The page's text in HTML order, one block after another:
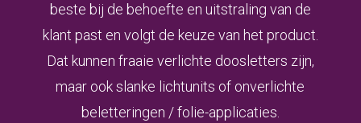
beste bij de behoefte en uitstraling van de
klant past en volgt de keuze van het product.
Dat kunnen fraaie verlichte doosletters zijn,
maar ook slanke lichtunits of onverlichte
beletteringen / folie-applicaties.